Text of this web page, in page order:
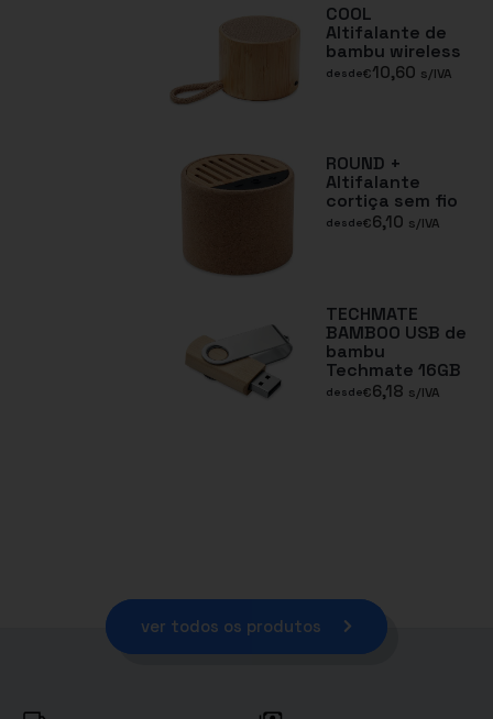
COOL
Altifalante de
bambu wireless
desde€10,60 s/IVA
ROUND +
Altifalante
cortiça sem fio
desde€6,10 s/IVA
TECHMATE
BAMBOO USB de
bambu
Techmate 16GB
desde€6,18 s/IVA
ver todos os produtos